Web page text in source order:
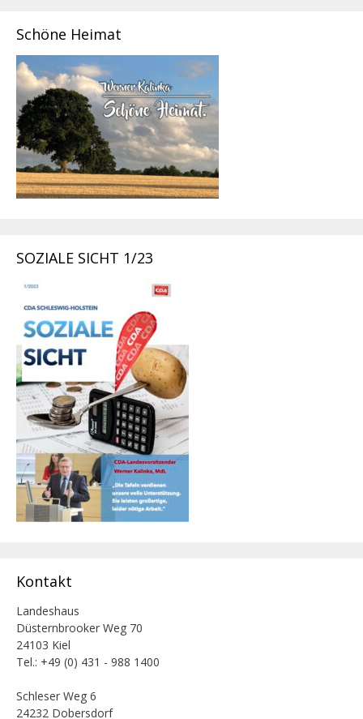
Schöne Heimat
SOZIALE SICHT 1/23
Kontakt
Landeshaus
Düsternbrooker Weg 70
24103 Kiel
Tel.: +49 (0) 431 - 988 1400
Schleser Weg 6
24232 Dobersdorf